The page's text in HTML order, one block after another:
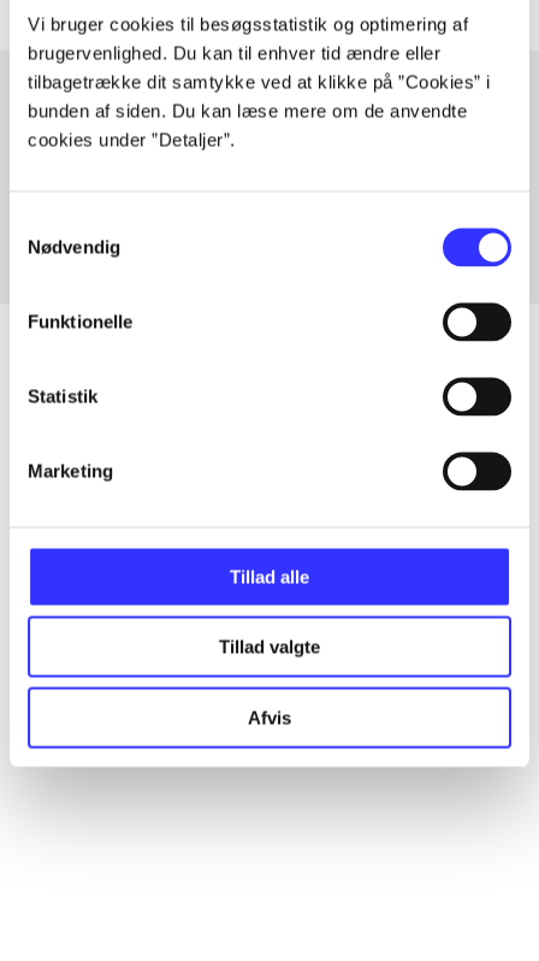
Vi bruger cookies til besøgsstatistik og optimering af
brugervenlighed. Du kan til enhver tid ændre eller
tilbagetrække dit samtykke ved at klikke på ”Cookies” i
bunden af siden. Du kan læse mere om de anvendte
cookies under ”Detaljer”.
Nødvendig
Funktionelle
Statistik
Marketing
Tillad alle
Tillad valgte
Afvis
Artikler med samme emner
...
...